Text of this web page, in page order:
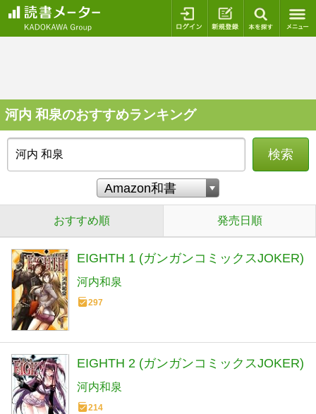
ログイン 新規登録
河内 和泉のおすすめランキング
検索
おすすめ順 発売日順
EIGHTH 1 (ガンガンコミックスJOKER)
河内和泉
297
EIGHTH 2 (ガンガンコミックスJOKER)
河内和泉
214